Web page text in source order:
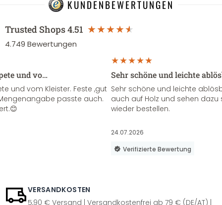
KUNDENBEWERTUNGEN
Trusted Shops4.51
4.749 Bewertungen
und vo…
und vom Kleister. Feste ,gut
passte auch.
Sehr schöne und leichte
Sehr schöne und leichte
auch auf Holz und sehen
wieder bestellen.
24.07.2026
Verifizierte Bewertung
VERSANDKOSTEN
5,90 € Versand | Versandkostenfrei ab 79 € (DE/AT) |